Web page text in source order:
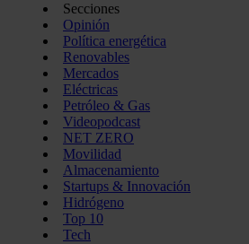
Secciones
Opinión
Política energética
Renovables
Mercados
Eléctricas
Petróleo & Gas
Videopodcast
NET ZERO
Movilidad
Almacenamiento
Startups & Innovación
Hidrógeno
Top 10
Tech